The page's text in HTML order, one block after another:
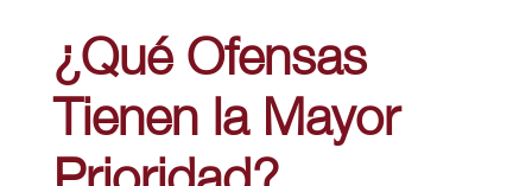
¿Qué Ofensas
Tienen la Mayor